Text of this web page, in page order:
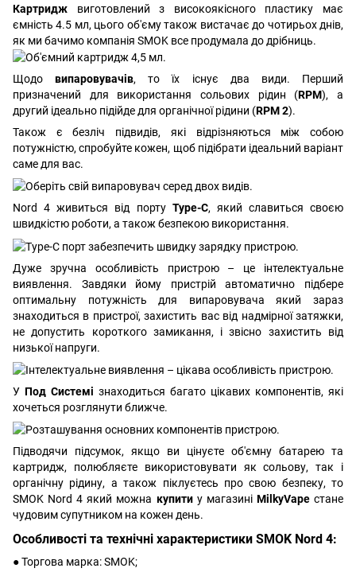
Картридж виготовлений з високоякісного пластику має
ємність 4.5 мл, цього об'єму також вистачає до чотирьох днів,
як ми бачимо компанія SMOK все продумала до дрібниць.
Щодовипаровувачів, то їх існує два види. Перший
призначений для використання сольових рідин (RPM), а
другий ідеально підійде для органічної рідини (RPM 2).
Також є безліч підвидів, які відрізняються між собою
потужністю, спробуйте кожен, щоб підібрати ідеальний варіант
саме для вас.
Nord 4 живиться від порту Type-C, який славиться своєю
швидкістю роботи, а також безпекою використання.
Дуже зручна особливість пристрою – це інтелектуальне
виявлення. Завдяки йому пристрій автоматично підбере
оптимальну потужність для випаровувача який зараз
знаходиться в пристрої, захистить вас від надмірної затяжки,
не допустить короткого замикання, і звісно захистить від
низької напруги.
У Под Системі знаходиться багато цікавих компонентів, які
хочеться розглянути ближче.
Підводячи підсумок, якщо ви цінуєте об'ємну батарею та
картридж, полюбляєте використовувати як сольову, так і
органічну рідину, а також піклуєтесь про свою безпеку, то
SMOK Nord 4 який можна купити у магазині MilkyVapeстане
чудовим супутником на кожен день.
Особливості та технічні характеристики SMOK Nord 4:
● Торгова марка: SMOK;